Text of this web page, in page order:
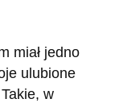
miał jedno
ulubione
w